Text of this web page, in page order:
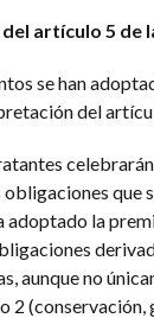
artículo 5 de
se han
del
que
adoptado la
aunque no
2 (conservación,